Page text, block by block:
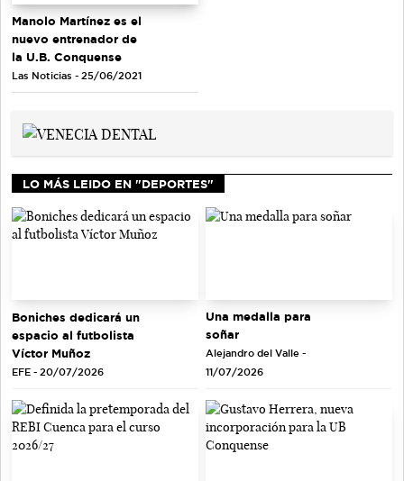
Manolo Martínez es el
nuevo entrenador de
la U.B. Conquense
Las Noticias - 25/06/2021
LO MÁS LEIDO EN "DEPORTES"
Boniches dedicará un
espacio al futbolista
Víctor Muñoz
EFE - 20/07/2026
Una medalla para
soñar
Alejandro del Valle -
11/07/2026